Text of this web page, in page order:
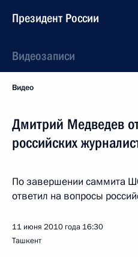
Президент России
Видеозаписи
Видео
Дмитрий Медведев
российских
По завершении саммита
ответил на вопросы
11 июня 2010 года 16:30
Ташкент